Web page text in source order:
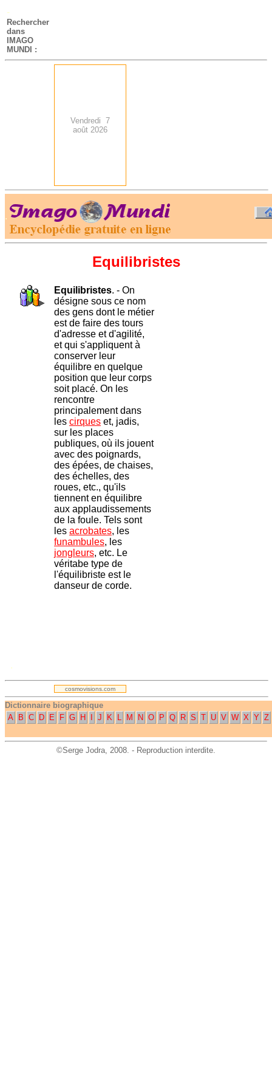
-
Rechercher
dans
IMAGO
MUNDI :
Vendredi 7
août 2026
.
Equilibristes
Equilibristes. - On
désigne sous ce nom
des gens dont le métier
est de faire des tours
d'adresse et d'agilité,
et qui s'appliquent à
conserver leur
équilibre en quelque
position que leur corps
soit placé. On les
rencontre
principalement dans
les cirques et, jadis,
sur les places
publiques, où ils jouent
avec des poignards,
des épées, de chaises,
des échelles, des
roues, etc., qu'ils
tiennent en équilibre
aux applaudissements
de la foule. Tels sont
les acrobates, les
funambules, les
jongleurs, etc. Le
véritabe type de
l'équilibriste est le
danseur de corde.
.
cosmovisions.com
Dictionnaire biographique
A
B C D E F G H J K L M N O P Q R S T U V W X Y Z
©Serge Jodra, 2008. - Reproduction interdite.